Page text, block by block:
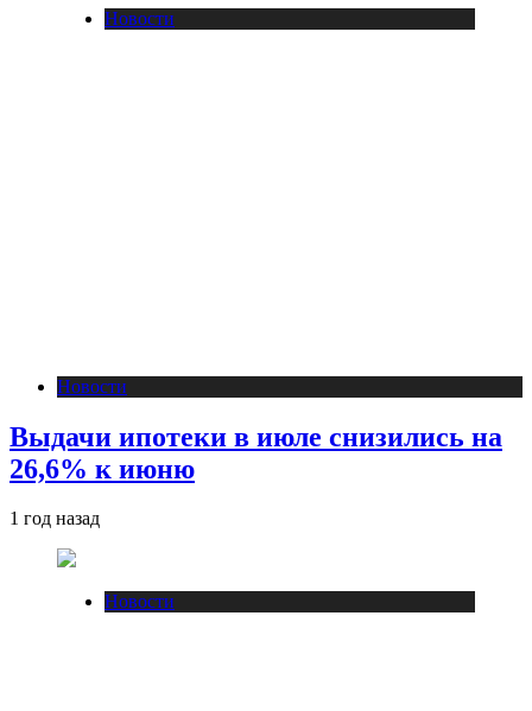
Новости
Новости
Выдачи ипотеки в июле снизились на
26,6% к июню
1 год назад
Новости